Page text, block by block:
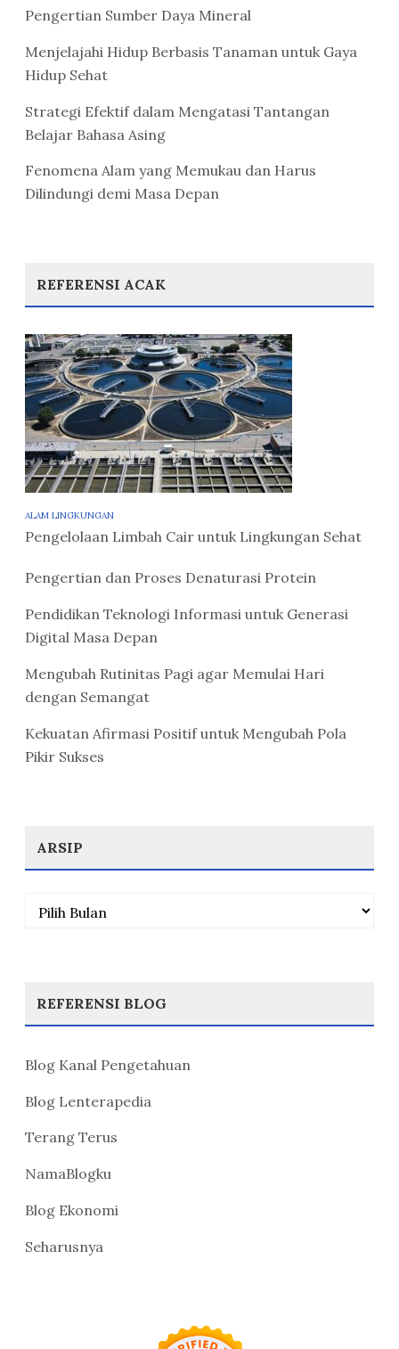
Pengertian Sumber Daya Mineral
Menjelajahi Hidup Berbasis Tanaman untuk Gaya
Hidup Sehat
Strategi Efektif dalam Mengatasi Tantangan
Belajar Bahasa Asing
Fenomena Alam yang Memukau dan Harus
Dilindungi demi Masa Depan
REFERENSI ACAK
ALAM LINGKUNGAN
Pengelolaan Limbah Cair untuk Lingkungan Sehat
Pengertian dan Proses Denaturasi Protein
Pendidikan Teknologi Informasi untuk Generasi
Digital Masa Depan
Mengubah Rutinitas Pagi agar Memulai Hari
dengan Semangat
Kekuatan Afirmasi Positif untuk Mengubah Pola
Pikir Sukses
ARSIP
Arsip
REFERENSI BLOG
Blog Kanal Pengetahuan
Blog Lenterapedia
Terang Terus
NamaBlogku
Blog Ekonomi
Seharusnya